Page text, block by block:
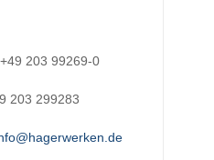
+49 203 99269-0
203 299283